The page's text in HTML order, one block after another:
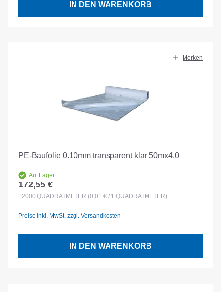
IN DEN WARENKORB
Merken
PE-Baufolie 0.10mm transparent klar 50mx4.0
Auf Lager
Regulärer Preis:
172,55 €
12000 QUADRATMETER (0,01 € / 1 QUADRATMETER)
Preise inkl. MwSt. zzgl. Versandkosten
IN DEN WARENKORB